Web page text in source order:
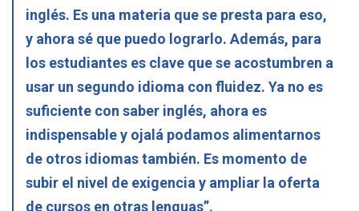
inglés. Es una materia que se presta para eso,
y ahora sé que puedo lograrlo. Además, para
los estudiantes es clave que se acostumbren a
usar un segundo idioma con fluidez. Ya no es
suficiente con saber inglés, ahora es
indispensable y ojalá podamos alimentarnos
de otros idiomas también. Es momento de
subir el nivel de exigencia y ampliar la oferta
de cursos en otras lenguas”.